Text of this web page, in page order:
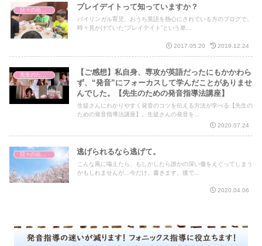
プレイデイトって知っていますか？
バイリンガル育児、おうち英語を熱心にされている方のブログで、
時々見かけていた“プレイデイト”という単...
2017.05.20 2019.12.24
【ご感想】私自身、専攻が英語だったにもかかわら
ず、“発音”にフォーカスして学んだことがありませ
んでした。【先生のための発音指導法講座】
生徒さんにわかりやすく発音のコツを伝える方法が学べる【先生の
ための発音指導法講座】。生徒さんの発音を...
2020.07.24
逃げられるなら逃げて。
こんな風に喩えたら、もしかしたら誰かの深い傷をえぐってしまう
かもしれませんが…今だけ、書きます。後で...
2020.04.06